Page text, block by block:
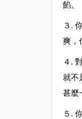
餡。
３.
爽，
４.
就不
甚麼
５.